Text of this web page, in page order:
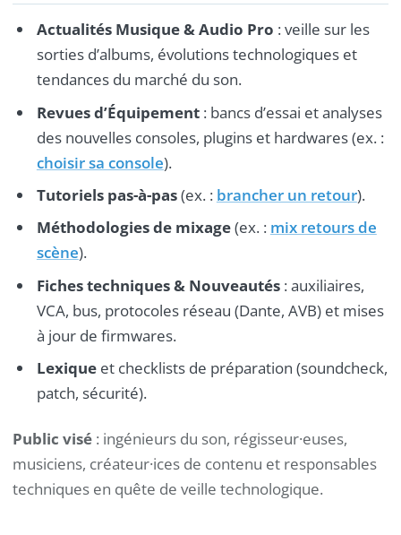
Actualités Musique & Audio Pro : veille sur les
sorties d’albums, évolutions technologiques et
tendances du marché du son.
Revues d’Équipement: bancs d’essai et analyses
des nouvelles consoles, plugins et hardwares (ex. :
choisir sa console).
Tutoriels pas-à-pas(ex. : brancher un retour).
Méthodologies de mixage(ex. : mix retours de
scène).
Fiches techniques & Nouveautés: auxiliaires,
VCA, bus, protocoles réseau (Dante, AVB) et mises
à jour de firmwares.
Lexiqueet checklists de préparation (soundcheck,
patch, sécurité).
Public visé : ingénieurs du son, régisseur·euses,
musiciens, créateur·ices de contenu et responsables
techniques en quête de veille technologique.